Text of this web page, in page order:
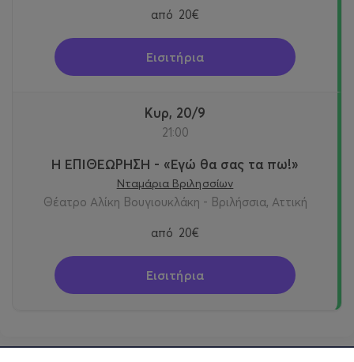
από 20€
Εισιτήρια
Κυρ, 20/9
21:00
Η ΕΠΙΘΕΩΡΗΣΗ - «Εγώ θα σας τα πω!»
Νταμάρια Βριλησσίων
Θέατρο Αλίκη Βουγιουκλάκη - Βριλήσσια, Αττική
από 20€
Εισιτήρια